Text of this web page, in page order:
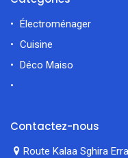
Électroménager
Cuisine
Déco Maiso
Contactez-nous
Route Kalaa Sghira